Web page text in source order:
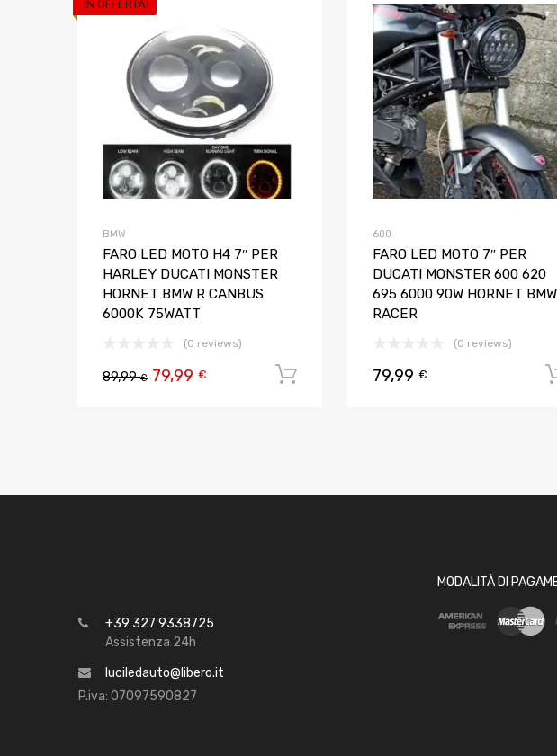
IN OFFERTA!
Aggiungi ai preferiti
Aggiungi al confronto
BMW
FARO LED MOTO H4 7″ PER
HARLEY DUCATI MONSTER
HORNET BMW R CANBUS
6000K 75WATT
(0 reviews)
89,99€ 79,99 € Aggiungi al carrello
600
FARO LED MOTO 7″ PER
DUCATI MONSTER 600 620
695 6000 90W HORNET BMW
RACER
(0 reviews)
79,99 €
+39 327 9338725
Assistenza 24h
luciledauto@libero.it
P.iva: 07097590827
MODALITÀ DI